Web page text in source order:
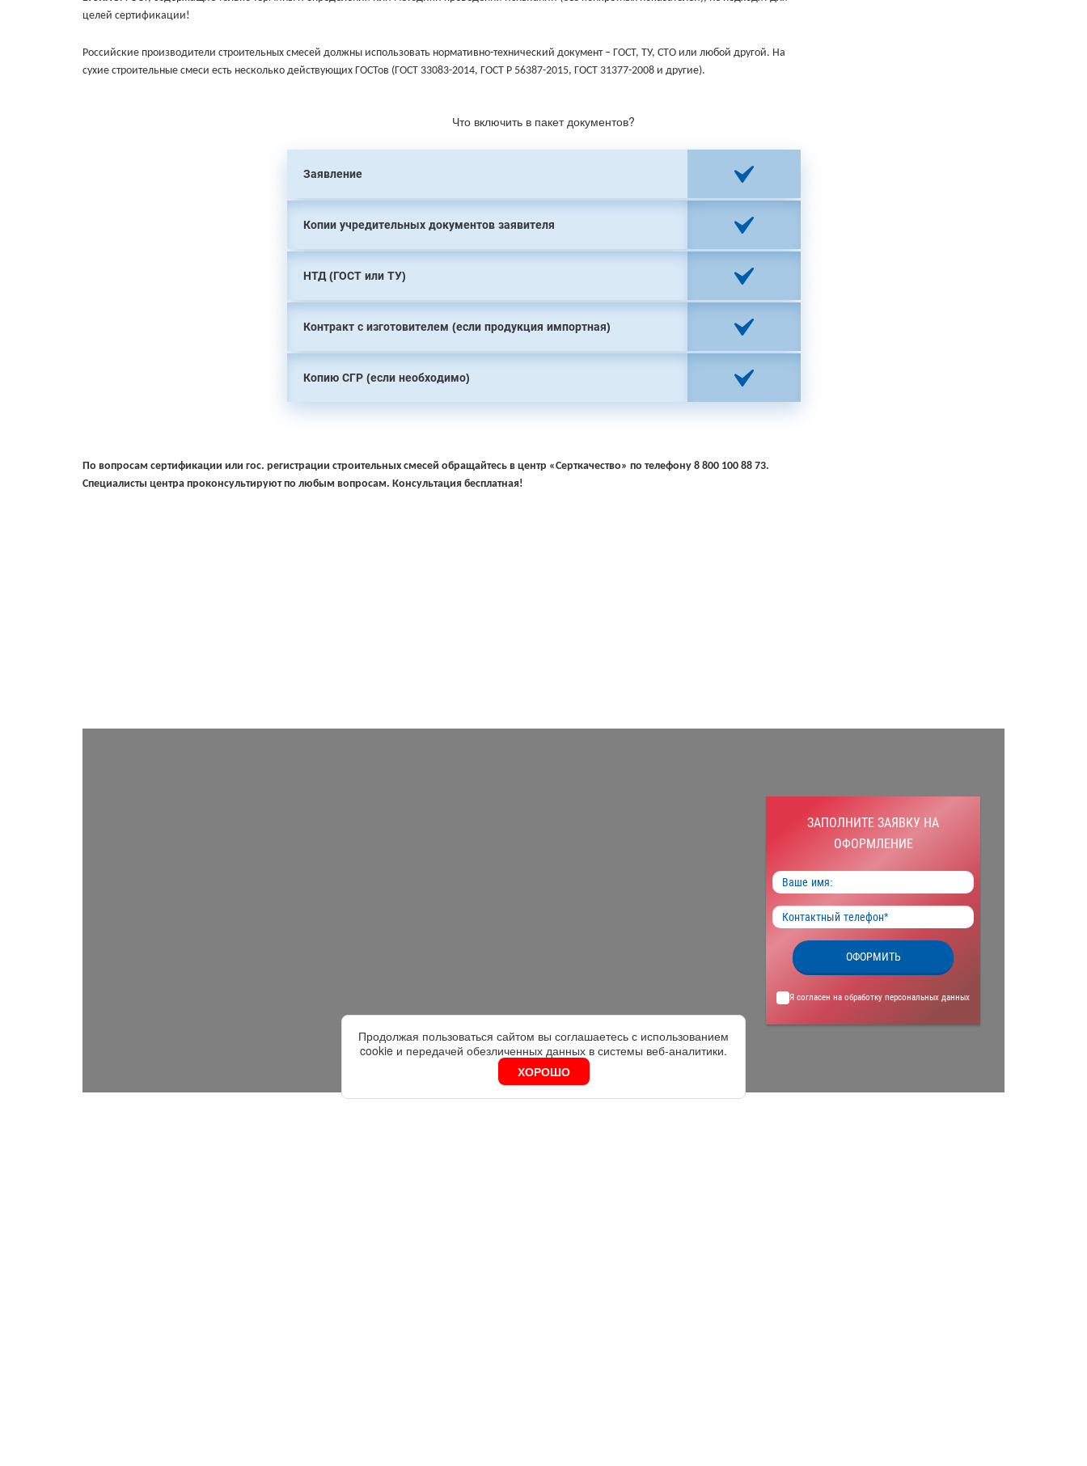
целей сертификации!
Российские производители строительных смесей должны использовать нормативно-технический документ – ГОСТ, ТУ, СТО или любой другой. На
сухие строительные смеси есть несколько действующих ГОСТов (ГОСТ 33083-2014, ГОСТ Р 56387-2015, ГОСТ 31377-2008 и другие).
Что включить в пакет документов?
Заявление
Копии учредительных документов заявителя
НТД (ГОСТ или ТУ)
Контракт с изготовителем (если продукция импортная)
Копию СГР (если необходимо)
По вопросам сертификации или гос. регистрации строительных смесей обращайтесь в центр «Серткачество» по телефону 8 800 100 88 73.
Специалисты центра проконсультируют по любым вопросам. Консультация бесплатная!
ЗАПОЛНИТЕ ЗАЯВКУ НА
ОФОРМЛЕНИЕ
ОФОРМИТЬ
Я согласен на обработку персональных данных
Продолжая пользоваться сайтом вы соглашаетесь с использованием
cookie и передачей обезличенных данных в системы веб-аналитики.
ХОРОШО